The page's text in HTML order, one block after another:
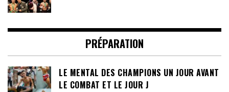
PRÉPARATION
LE MENTAL DES CHAMPIONS UN JOUR AVANT
LE COMBAT ET LE JOUR J